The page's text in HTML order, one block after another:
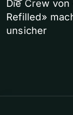
Die Crew
Refilled»
unsicher